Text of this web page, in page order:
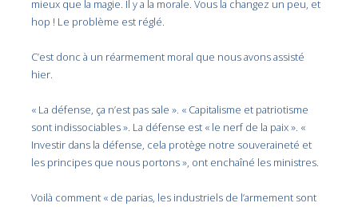
mieux que la magie. Il y a la morale. Vous la changez un peu, et
hop ! Le problème est réglé.
C’est donc à un réarmement moral que nous avons assisté
hier.
« La défense, ça n’est pas sale ». « Capitalisme et patriotisme
sont indissociables ». La défense est « le nerf de la paix ». «
Investir dans la défense, cela protège notre souveraineté et
les principes que nous portons », ont enchaîné les ministres.
Voilà comment « de parias, les industriels de l’armement sont